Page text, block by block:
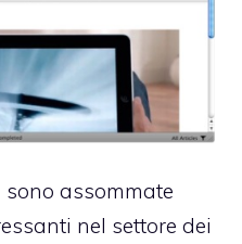
assommate
nel settore dei